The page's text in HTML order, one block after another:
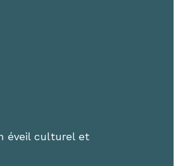
éveil culturel et